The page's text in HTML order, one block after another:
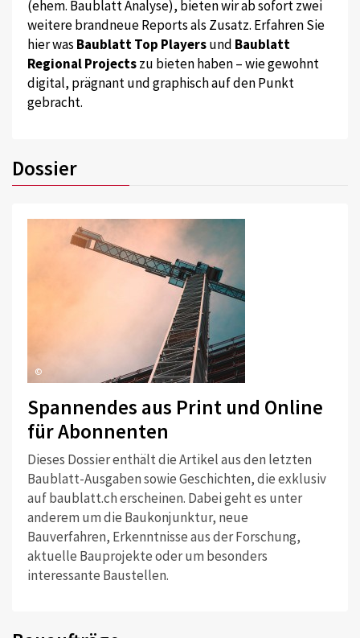
(ehem. Baublatt Analyse), bieten wir ab sofort zwei
weitere brandneue Reports als Zusatz. Erfahren Sie
hier was Baublatt Top Playersund Baublatt
Regional Projectszu bieten haben – wie gewohnt
digital, prägnant und graphisch auf den Punkt
gebracht.
Dossier
©
Spannendes aus Print und Online
für Abonnenten
Dieses Dossier enthält die Artikel aus den letzten
Baublatt-Ausgaben sowie Geschichten, die exklusiv
auf baublatt.ch erscheinen. Dabei geht es unter
anderem um die Baukonjunktur, neue
Bauverfahren, Erkenntnisse aus der Forschung,
aktuelle Bauprojekte oder um besonders
interessante Baustellen.